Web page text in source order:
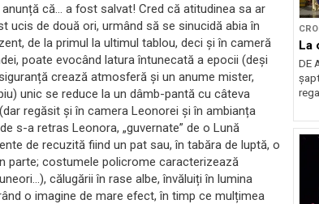
că… a fost salvat! Cred că atitudinea sa ar
ucis de două ori, urmând să se sinucidă abia în
de la primul la ultimul tablou, deci și în cameră
poate evocând latura întunecată a epocii (deși
crează atmosferă și un anume mister,
unic se reduce la un dâmb-pantă cu câteva
regăsit și în camera Leonorei și în ambianța
s-a retras Leonora, „guvernate” de o Lună
de recuzită fiind un pat sau, în tabăra de luptă, o
parte; costumele policrome caracterizează
călugării în rase albe, învăluiți în lumina
o imagine de mare efect, în timp ce mulțimea
La
DE